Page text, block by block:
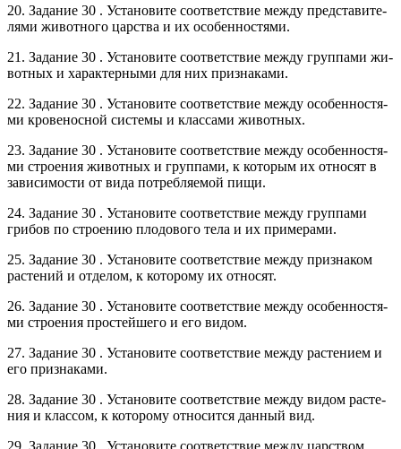
20. За­да­ние 30 . Уста­но­ви­те со­от­вет­ствие между пред­ста­ви­те­
ля­ми жи­вот­но­го цар­ства и их осо­бен­но­стя­ми.
21. За­да­ние 30 . Уста­но­ви­те со­от­вет­ствие между груп­па­ми жи­
вот­ных и ха­рак­тер­ны­ми для них при­зна­ка­ми.
22. За­да­ние 30 . Уста­но­ви­те со­от­вет­ствие между осо­бен­но­стя­
ми кро­ве­нос­ной си­сте­мы и клас­са­ми жи­вот­ных.
23. За­да­ние 30 . Уста­но­ви­те со­от­вет­ствие между осо­бен­но­стя­
ми стро­е­ния жи­вот­ных и груп­па­ми, к ко­то­рым их от­но­сят в
за­ви­си­мо­сти от вида по­треб­ля­е­мой пищи.
24. За­да­ние 30 . Уста­но­ви­те со­от­вет­ствие между груп­па­ми
гри­бов по стро­е­нию пло­до­во­го тела и их при­ме­ра­ми.
25. За­да­ние 30 . Уста­но­ви­те со­от­вет­ствие между при­зна­ком
рас­те­ний и от­де­лом, к ко­то­ро­му их от­но­сят.
26. За­да­ние 30 . Уста­но­ви­те со­от­вет­ствие между осо­бен­но­стя­
ми стро­е­ния про­стей­ше­го и его видом.
27. За­да­ние 30 . Уста­но­ви­те со­от­вет­ствие между рас­те­ни­ем и
его при­зна­ка­ми.
28. За­да­ние 30 . Уста­но­ви­те со­от­вет­ствие между видом рас­те­
ния и клас­сом, к ко­то­ро­му от­но­сит­ся дан­ный вид.
29. За­да­ние 30 . Уста­но­ви­те со­от­вет­ствие между цар­ством